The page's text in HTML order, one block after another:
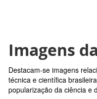
Imagens
Destacam-se imagens
técnica e científica
popularização da ciência e